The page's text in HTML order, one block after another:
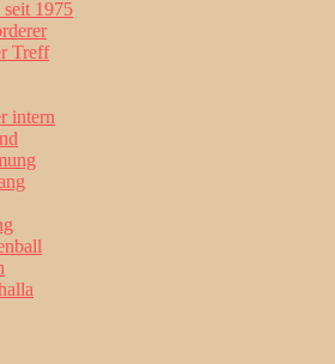
1975
Treff
intern